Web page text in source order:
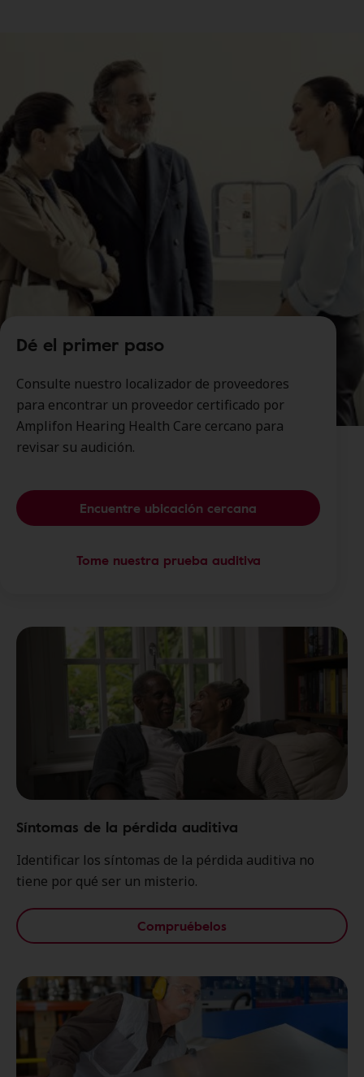
Dé el primer paso
Consulte nuestro localizador de proveedores
para encontrar un proveedor certificado por
Amplifon Hearing Health Care cercano para
revisar su audición.
Encuentre ubicación cercana
Tome nuestra prueba auditiva
Síntomas de la pérdida auditiva
Identificar los síntomas de la pérdida auditiva no
tiene por qué ser un misterio.
Compruébelos